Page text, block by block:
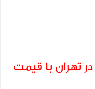
تهران با قیمت